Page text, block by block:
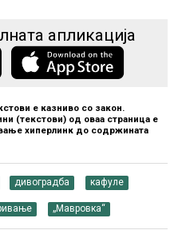
апликација
е казниво со закон.
(текстови) од оваа страница е
хиперлинк до содржината
дивоградба кафуле
„Мавровка“